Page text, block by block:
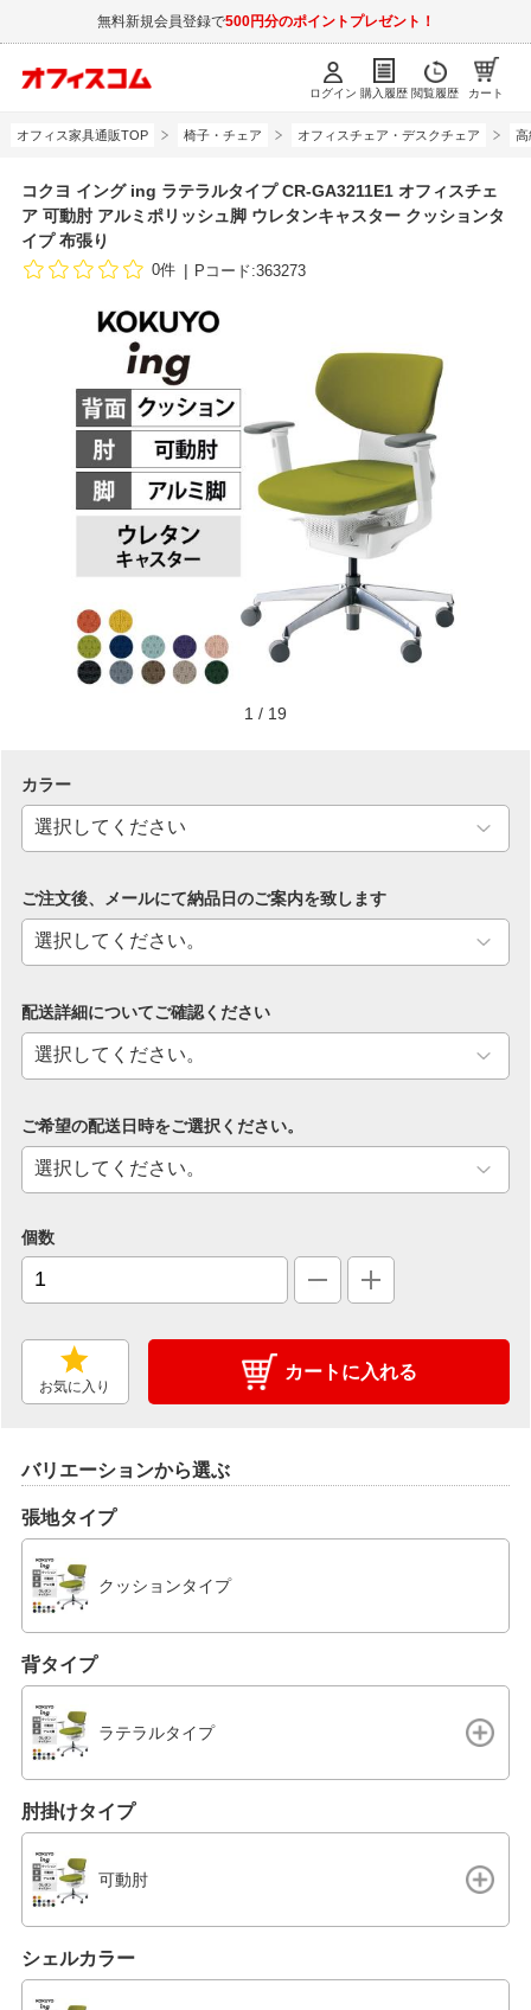
無料新規会員登録で500円分のポイントプレゼント！
ログイン 購入履歴 閲覧履歴 カート
オフィス家具通販TOP 椅子・チェア オフィスチェア・デスクチェア 高
コクヨ イング ing ラテラルタイプ CR-GA3211E1 オフィスチェ
ア 可動肘 アルミポリッシュ脚 ウレタンキャスター クッションタ
イプ 布張り
0件 Pコード:363273
1 / 19
カラー
ご注文後、メールにて納品日のご案内を致します
配送詳細についてご確認ください
ご希望の配送日時をご選択ください。
個数
お気に入り
カートに入れる
バリエーションから選ぶ
張地タイプ
クッションタイプ
背タイプ
ラテラルタイプ
肘掛けタイプ
可動肘
シェルカラー